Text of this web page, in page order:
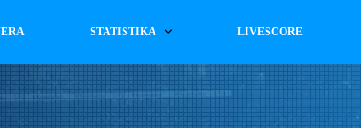
STATISTIKA LIVESCORE